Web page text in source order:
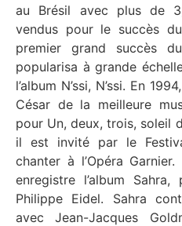
au Brésil avec plus de
vendus pour le succès
premier grand succès
popularisa à grande échelle cet
l’album N’ssi, N’ssi. En 1994,
César de la meilleure
pour Un, deux, trois, soleil
il est invité par le
enregistre l’album
Philippe Eidel. Sahra
avec Jean-Jacques